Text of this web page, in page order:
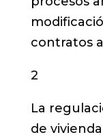
contratos
2
La
de